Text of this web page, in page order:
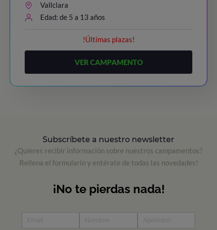
Vallclara
Edad: de 5 a 13 años
!Últimas plazas!
VER CAMPAMENTO
Subscríbete a nuestro newsletter
¿Quieres recibir información sobre nuestros campamentos?
Rellena el formulario y entérate de todas las novedades!